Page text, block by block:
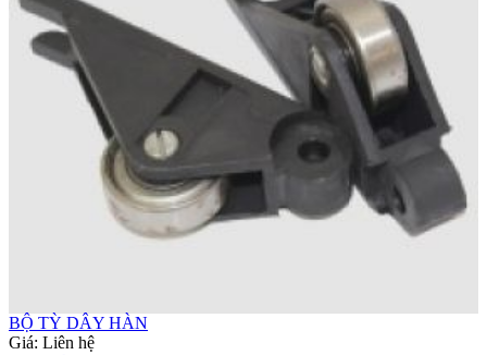
BỘ TỲ DÂY HÀN
Giá: Liên hệ